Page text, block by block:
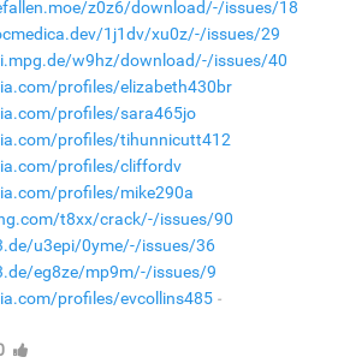
z0z6/download/-/issues/18
1j1dv/xu0z/-/issues/29
w9hz/download/-/issues/40
profiles/elizabeth430br
profiles/sara465jo
profiles/tihunnicutt412
profiles/cliffordv
profiles/mike290a
t8xx/crack/-/issues/90
u3epi/0yme/-/issues/36
eg8ze/mp9m/-/issues/9
profiles/evcollins485